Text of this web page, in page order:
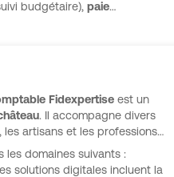
budgétaire), paie
sociales) et
Fidexpertise est un
. Il accompagne divers
artisans et les professions
les domaines suivants :
solutions digitales incluent la